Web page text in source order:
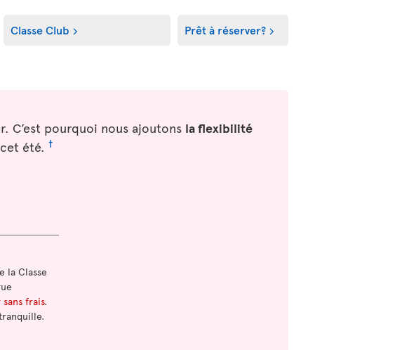
Classe Club Prêt à réserver?
C’est pourquoi nous ajoutons la flexibilité
été. †
la Classe
frais.